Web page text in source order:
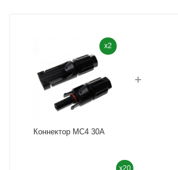
x2
Коннектор MC4 30A
x20